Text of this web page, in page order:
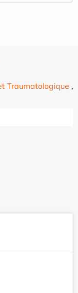
Traumatologique ,